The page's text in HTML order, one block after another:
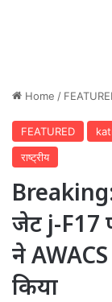
Home /
FEATURED
राष्ट्रीय
जेट j-F17
ने
किया